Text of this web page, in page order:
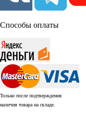
Способы оплаты
Только после подтверждения
наличия товара на складе.